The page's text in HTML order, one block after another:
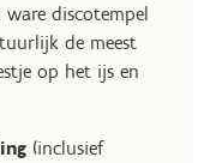
discotempel
de meest
op het ijs en
(inclusief